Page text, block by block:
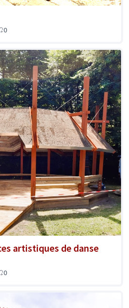
0
artistiques de danse
0